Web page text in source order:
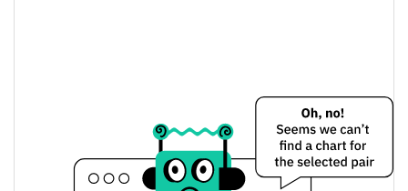
0.40%
Volume de ontem $2.5137592